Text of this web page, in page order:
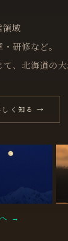
域
研修など。
、北海道の大
しく知る →
へ →